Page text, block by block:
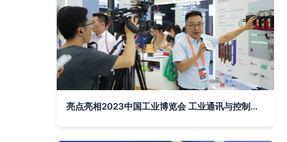
亮点亮相2023中国工业博览会 工业通讯与控制产品赋能中国智造